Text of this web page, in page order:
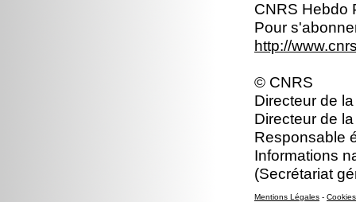
CNRS Hebdo
Pour
http://
© CNRS
Directeur de
Directeur de
Responsable
Informations
(Secrétariat
Mentions Légales - Cookies